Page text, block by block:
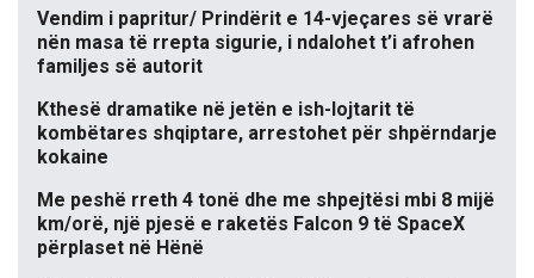
Vendim i papritur/ Prindërit e 14-vjeçares së vrarë
nën masa të rrepta sigurie, i ndalohet t’i afrohen
familjes së autorit
Kthesë dramatike në jetën e ish-lojtarit të
kombëtares shqiptare, arrestohet për shpërndarje
kokaine
Me peshë rreth 4 tonë dhe me shpejtësi mbi 8 mijë
km/orë, një pjesë e raketës Falcon 9 të SpaceX
përplaset në Hënë